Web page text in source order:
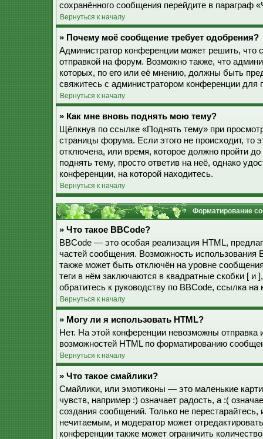
сохранённого сообщения перейдите в параграф
Вернуться к началу
» Почему моё сообщение требует одобрения?
Администратор конференции может решить, что
отправкой на форум. Возможно также, что
которых, по его или её мнению, должны быть
свяжитесь с администратором конференции
Вернуться к началу
» Как мне вновь поднять мою тему?
Щёлкнув по ссылке «Поднять тему» при
страницы форума. Если этого не происходит, то
отключена, или время, которое должно пройти
поднять тему, просто ответив на неё, однако
конференции, на которой находитесь.
Вернуться к началу
Форматирование
» Что такое BBCode?
BBCode — это особая реализация HTML,
частей сообщения. Возможность использования
также может быть отключён на уровне
теги в нём заключаются в квадратные скобки [
обратитесь к руководству по BBCode, ссылка
Вернуться к началу
» Могу ли я использовать HTML?
Нет. На этой конференции невозможны
возможностей HTML по форматированию
Вернуться к началу
» Что такое смайлики?
Смайлики, или эмотиконы — это маленькие
чувств, например :) означает радость, а :(
создания сообщений. Только не
нечитаемым, и модератор может
конференции также может ограничить